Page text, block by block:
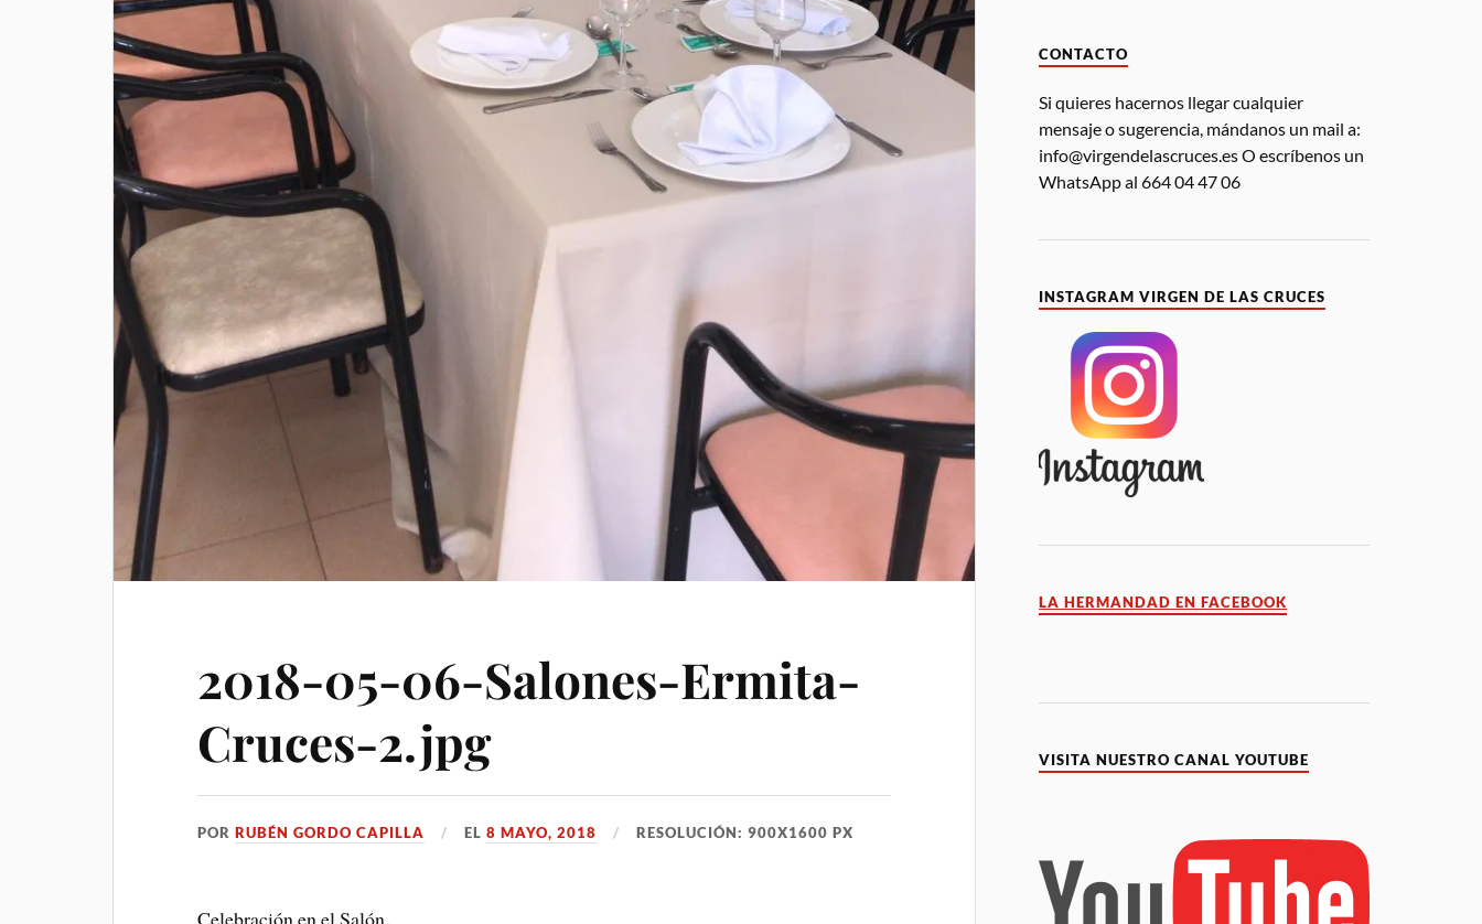
2018-05-06-Salones-Ermita-
Cruces-2.jpg
PORRUBÉN GORDO CAPILLA EL8 MAYO, 2018 RESOLUCIÓN: 900X1600 PX
Celebración en el Salón.
CONTACTO
Si quieres hacernos llegar cualquier
mensaje o sugerencia, mándanos un mail a:
info@virgendelascruces.es O escríbenos un
WhatsApp al 664 04 47 06
INSTAGRAM VIRGEN DE LAS CRUCES
LA HERMANDAD EN FACEBOOK
VISITA NUESTRO CANAL YOUTUBE